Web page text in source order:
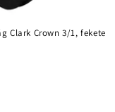
Clark Crown 3/1, fekete